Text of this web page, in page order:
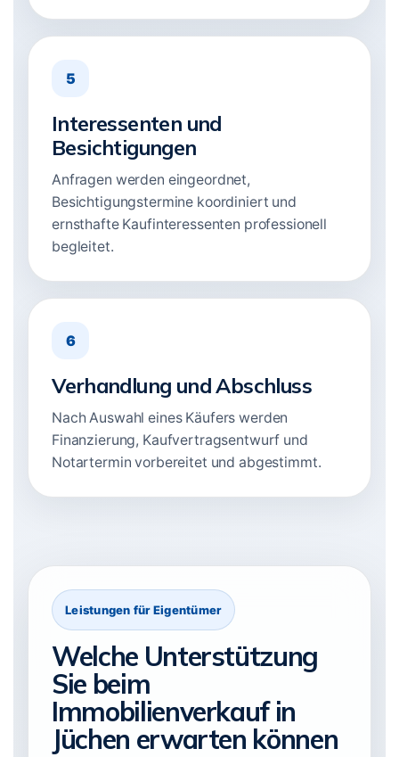
5
Interessenten und
Besichtigungen
Anfragen werden eingeordnet,
Besichtigungstermine koordiniert und
ernsthafte Kaufinteressenten professionell
begleitet.
6
Verhandlung und Abschluss
Nach Auswahl eines Käufers werden
Finanzierung, Kaufvertragsentwurf und
Notartermin vorbereitet und abgestimmt.
Leistungen für Eigentümer
Welche Unterstützung
Sie beim
Immobilienverkauf in
Jüchen erwarten können